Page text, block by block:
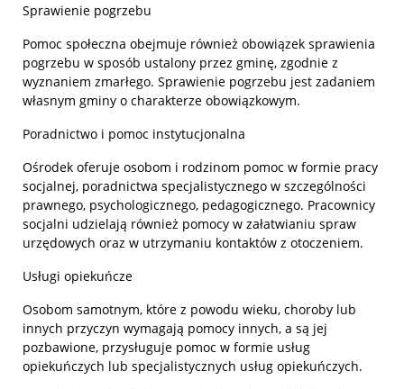
Sprawienie pogrzebu
Pomoc społeczna obejmuje również obowiązek sprawienia
pogrzebu w sposób ustalony przez gminę, zgodnie z
wyznaniem zmarłego. Sprawienie pogrzebu jest zadaniem
własnym gminy o charakterze obowiązkowym.
Poradnictwo i pomoc instytucjonalna
Ośrodek oferuje osobom i rodzinom pomoc w formie pracy
socjalnej, poradnictwa specjalistycznego w szczególności
prawnego, psychologicznego, pedagogicznego. Pracownicy
socjalni udzielają również pomocy w załatwianiu spraw
urzędowych oraz w utrzymaniu kontaktów z otoczeniem.
Usługi opiekuńcze
Osobom samotnym, które z powodu wieku, choroby lub
innych przyczyn wymagają pomocy innych, a są jej
pozbawione, przysługuje pomoc w formie usług
opiekuńczych lub specjalistycznych usług opiekuńczych.